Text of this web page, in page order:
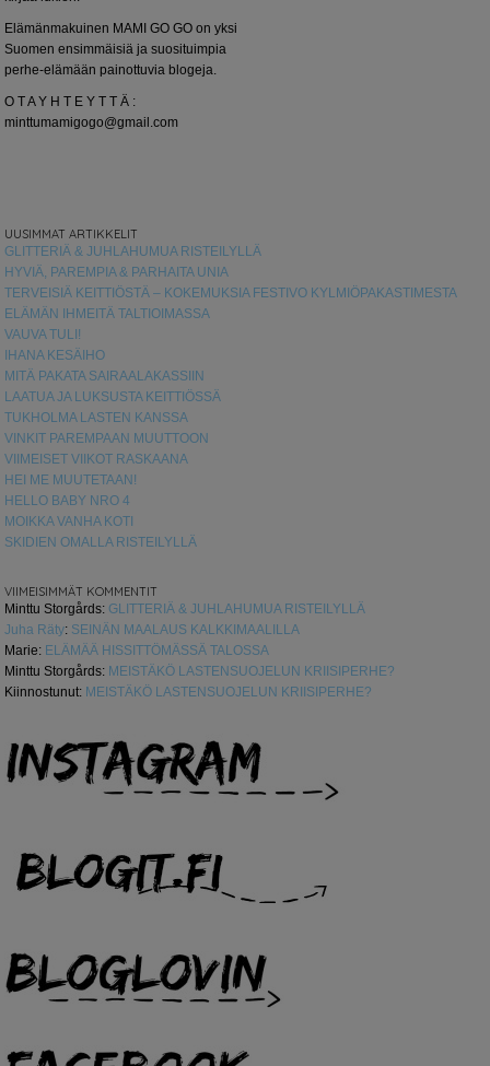
Elämänmakuinen MAMI GO GO on yksi
Suomen ensimmäisiä ja suosituimpia
perhe-elämään painottuvia blogeja.
O T A Y H T E Y T T Ä :
minttumamigogo@gmail.com
UUSIMMAT ARTIKKELIT
GLITTERIÄ & JUHLAHUMUA RISTEILYLLÄ
HYVIÄ, PAREMPIA & PARHAITA UNIA
TERVEISIÄ KEITTIÖSTÄ – KOKEMUKSIA FESTIVO KYLMIÖPAKASTIMESTA
ELÄMÄN IHMEITÄ TALTIOIMASSA
VAUVA TULI!
IHANA KESÄIHO
MITÄ PAKATA SAIRAALAKASSIIN
LAATUA JA LUKSUSTA KEITTIÖSSÄ
TUKHOLMA LASTEN KANSSA
VINKIT PAREMPAAN MUUTTOON
VIIMEISET VIIKOT RASKAANA
HEI ME MUUTETAAN!
HELLO BABY NRO 4
MOIKKA VANHA KOTI
SKIDIEN OMALLA RISTEILYLLÄ
VIIMEISIMMÄT KOMMENTIT
Minttu Storgårds: GLITTERIÄ & JUHLAHUMUA RISTEILYLLÄ
Juha Räty: SEINÄN MAALAUS KALKKIMAALILLA
Marie: ELÄMÄÄ HISSITTÖMÄSSÄ TALOSSA
Minttu Storgårds: MEISTÄKÖ LASTENSUOJELUN KRIISIPERHE?
Kiinnostunut: MEISTÄKÖ LASTENSUOJELUN KRIISIPERHE?